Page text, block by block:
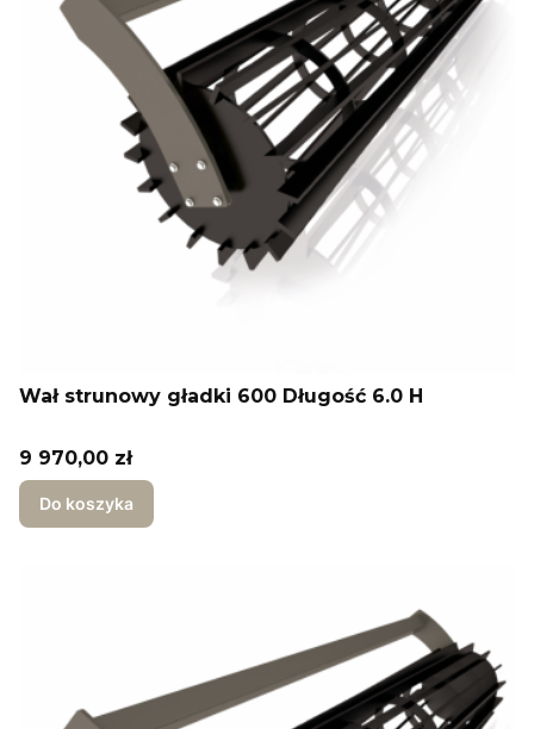
Wał strunowy gładki 600 Długość 6.0 H
Cena
9 970,00 zł
Do koszyka